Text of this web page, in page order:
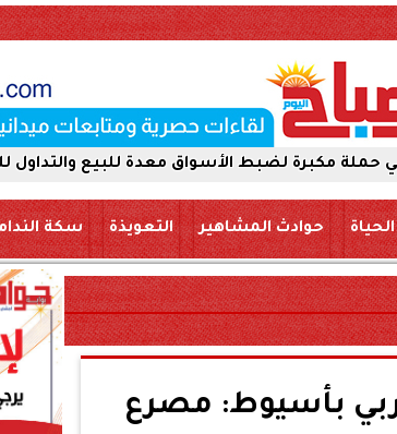
الأسواق معدة للبيع والتداول للجمهور
حوادث المشاهير التعويذة سكة
بأسيوط: مصرع